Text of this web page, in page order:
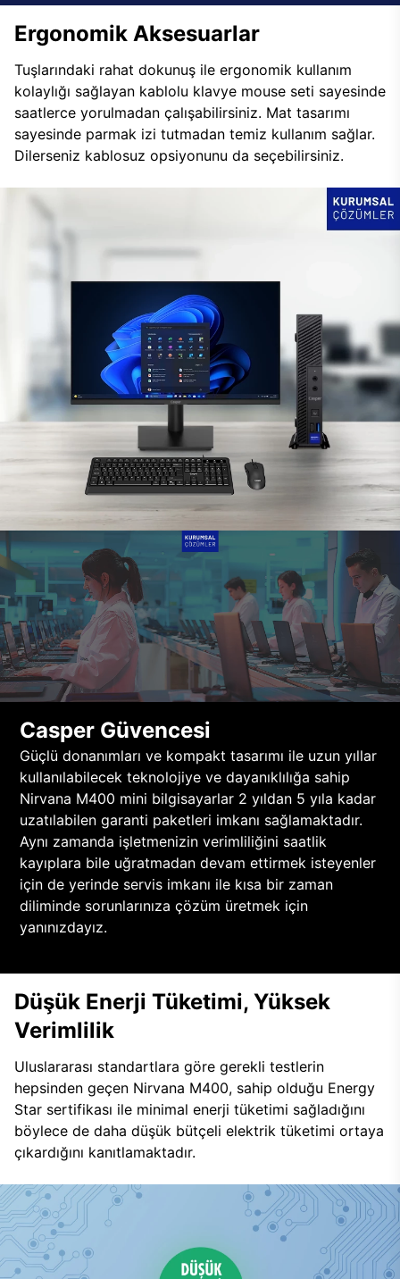
Ergonomik Aksesuarlar
Tuşlarındaki rahat dokunuş ile ergonomik kullanım
kolaylığı sağlayan kablolu klavye mouse seti sayesinde
saatlerce yorulmadan çalışabilirsiniz. Mat tasarımı
sayesinde parmak izi tutmadan temiz kullanım sağlar.
Dilerseniz kablosuz opsiyonunu da seçebilirsiniz.
Casper Güvencesi
Güçlü donanımları ve kompakt tasarımı ile uzun yıllar
kullanılabilecek teknolojiye ve dayanıklılığa sahip
Nirvana M400 mini bilgisayarlar 2 yıldan 5 yıla kadar
uzatılabilen garanti paketleri imkanı sağlamaktadır.
Aynı zamanda işletmenizin verimliliğini saatlik
kayıplara bile uğratmadan devam ettirmek isteyenler
için de yerinde servis imkanı ile kısa bir zaman
diliminde sorunlarınıza çözüm üretmek için
yanınızdayız.
Düşük Enerji Tüketimi, Yüksek
Verimlilik
Uluslararası standartlara göre gerekli testlerin
hepsinden geçen Nirvana M400, sahip olduğu Energy
Star sertifikası ile minimal enerji tüketimi sağladığını
böylece de daha düşük bütçeli elektrik tüketimi ortaya
çıkardığını kanıtlamaktadır.